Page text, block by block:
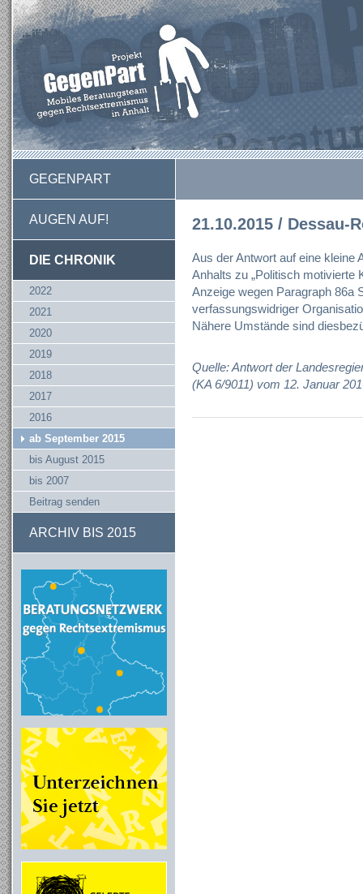
GEGENPART
AUGEN AUF!
DIE CHRONIK
2022
2021
2020
2019
2018
2017
2016
ab September 2015
bis August 2015
bis 2007
Beitrag senden
ARCHIV BIS 2015
21.10.2015 / Dessau-
Aus der Antwort auf eine kleine
Anhalts zu „Politisch motivierte
Anzeige wegen Paragraph 86a
verfassungswidriger
Nähere Umstände sind
Quelle: Antwort der
(KA 6/9011) vom 12. Januar